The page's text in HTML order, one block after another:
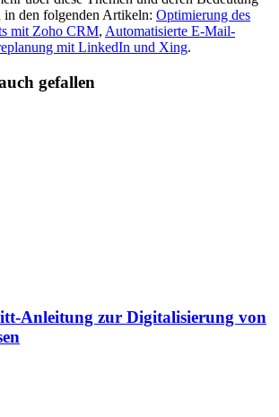
den folgenden Artikeln: Optimierung des
mit Zoho CRM, Automatisierte E-Mail-
mit LinkedIn und Xing.
gefallen
Anleitung zur Digitalisierung von